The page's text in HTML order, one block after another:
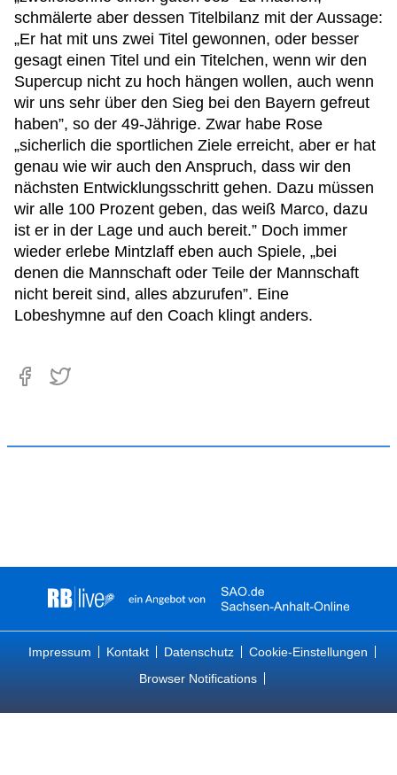
schmälerte aber dessen Titelbilanz mit der Aussage:
„Er hat mit uns zwei Titel gewonnen, oder besser
gesagt einen Titel und ein Titelchen, wenn wir den
Supercup nicht zu hoch hängen wollen, auch wenn
wir uns sehr über den Sieg bei den Bayern gefreut
haben”, so der 49-Jährige. Zwar habe Rose
„sicherlich die sportlichen Ziele erreicht, aber er hat
genau wie wir auch den Anspruch, dass wir den
nächsten Entwicklungsschritt gehen. Dazu müssen
wir alle 100 Prozent geben, das weiß Marco, dazu
ist er in der Lage und auch bereit.” Doch immer
wieder erlebe Mintzlaff eben auch Spiele, „bei
denen die Mannschaft oder Teile der Mannschaft
nicht bereit sind, alles abzurufen”. Eine
Lobeshymne auf den Coach klingt anders.
Impressum Kontakt Datenschutz
Cookie-Einstellungen
Browser Notifications